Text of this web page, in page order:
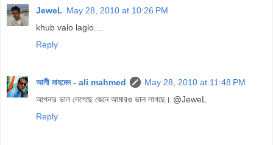
JeweL May 28, 2010 at 10:26 PM
khub valo laglo....
Reply
আলী মাহমেদ - ali mahmed
May 28, 2010 at 11:48 PM
আপনার ভাল লেগেছে জেনে আমারও ভাল লাগছে। @JeweL
Reply